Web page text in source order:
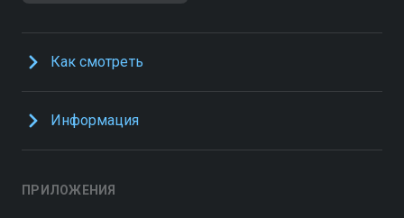
Как смотреть
Информация
ПРИЛОЖЕНИЯ